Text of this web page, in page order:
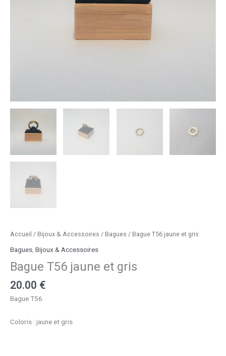
Accueil / Bijoux & Accessoires / Bagues / Bague T56 jaune et gris
Bagues Bijoux & Accessoires
Bague T56 jaune et gris
20.00 €
Bague T56
Coloris : jaune et gris